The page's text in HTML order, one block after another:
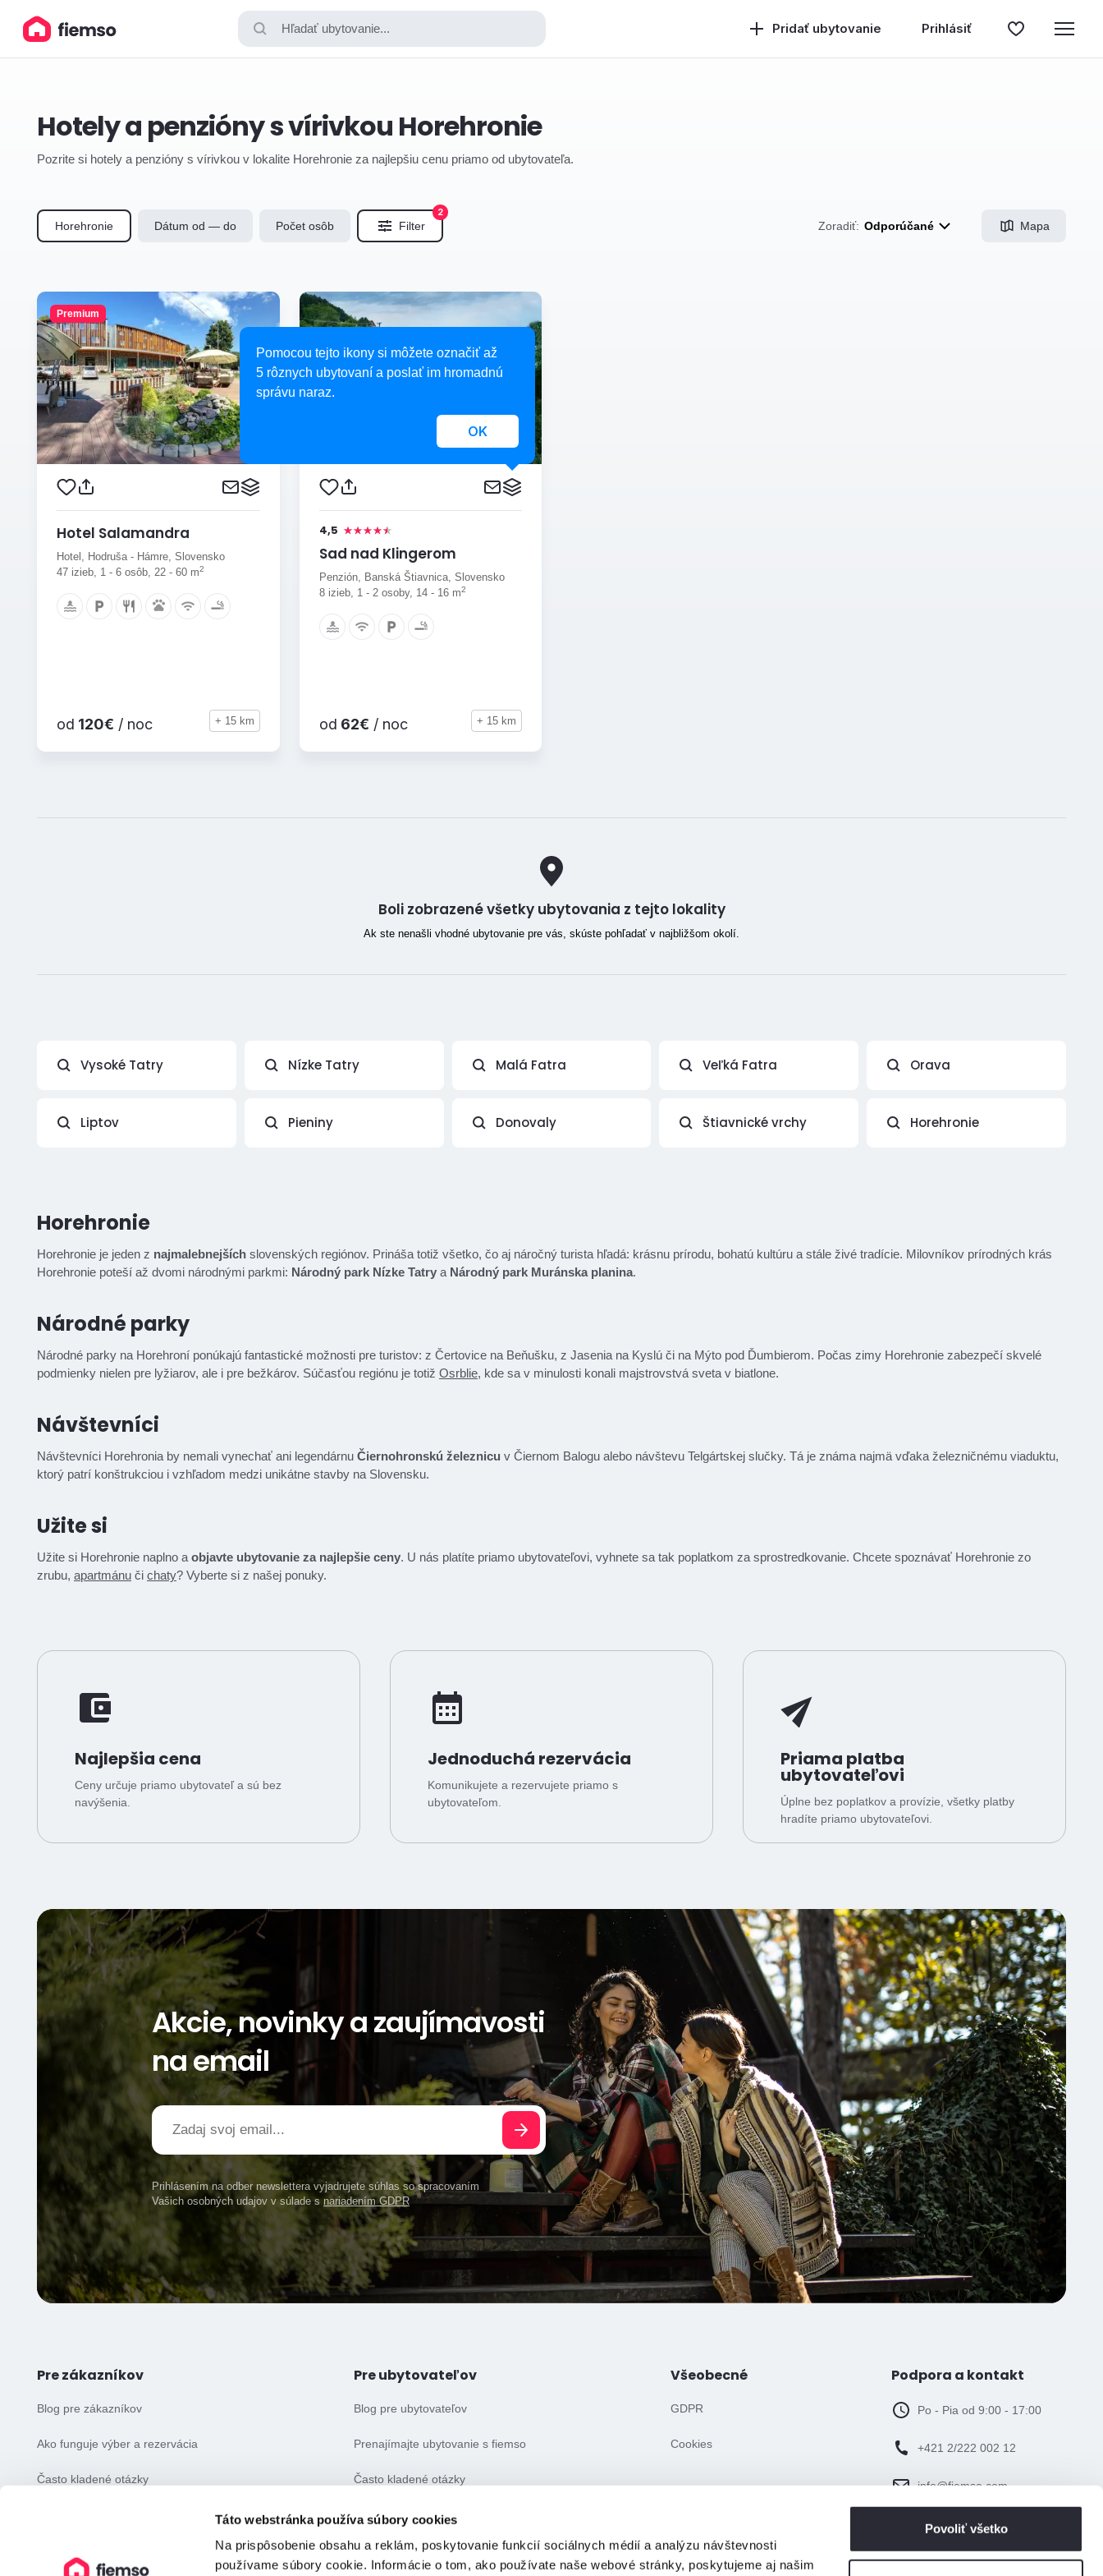
Táto webstránka používa súbory cookies
Na prispôsobenie obsahu a reklám, poskytovanie funkcií sociálnych médií a analýzu návštevnosti
používame súbory cookie. Informácie o tom, ako používate naše webové stránky, poskytujeme aj našim
Povoliť všetko
Hľadať ubytovanie... Pridať ubytovanie Prihlásiť
Hotely a penzióny s vírivkou Horehronie
Pozrite si hotely a penzióny s vírivkou v lokalite Horehronie za najlepšiu cenu priamo od ubytovateľa.
Horehronie Dátum od — do Počet osôb Filter
2
Zoradiť: Odporúčané Mapa
Hotel Salamandra
Hotel, Hodruša - Hámre, Slovensko
47 izieb, 1 - 6 osôb, 22 - 60 m2
od 120€ / noc
Premium
+ 15 km
4,5
Sad nad Klingerom
Penzión, Banská Štiavnica, Slovensko
8 izieb, 1 - 2 osoby, 14 - 16 m2
od 62€ / noc + 15 km
Boli zobrazené všetky ubytovania z tejto lokality
Ak ste nenašli vhodné ubytovanie pre vás, skúste pohľadať v najbližšom okolí.
Vysoké Tatry Nízke Tatry Malá Fatra Veľká Fatra Orava
Liptov Pieniny Donovaly Štiavnické vrchy Horehronie
Horehronie
Horehronie je jeden z najmalebnejších slovenských regiónov. Prináša totiž všetko, čo aj náročný turista hľadá: krásnu prírodu, bohatú kultúru a stále živé tradície. Milovníkov prírodných krás
Horehronie poteší až dvomi národnými parkmi: Národný park Nízke Tatry a Národný park Muránska planina.
Národné parky
Národné parky na Horehroní ponúkajú fantastické možnosti pre turistov: z Čertovice na Beňušku, z Jasenia na Kyslú či na Mýto pod Ďumbierom. Počas zimy Horehronie zabezpečí skvelé
podmienky nielen pre lyžiarov, ale i pre bežkárov. Súčasťou regiónu je totiž Osrblie, kde sa v minulosti konali majstrovstvá sveta v biatlone.
Návštevníci
Návštevníci Horehronia by nemali vynechať ani legendárnu Čiernohronskú železnicu v Čiernom Balogu alebo návštevu Telgártskej slučky. Tá je známa najmä vďaka železničnému viaduktu,
ktorý patrí konštrukciou i vzhľadom medzi unikátne stavby na Slovensku.
Užite si
Užite si Horehronie naplno a objavte ubytovanie za najlepšie ceny. U nás platíte priamo ubytovateľovi, vyhnete sa tak poplatkom za sprostredkovanie. Chcete spoznávať Horehronie zo
zrubu, apartmánu či chaty? Vyberte si z našej ponuky.
Najlepšia cena
Ceny určuje priamo ubytovateľ a sú bez
navýšenia.
Jednoduchá rezervácia
Komunikujete a rezervujete priamo s
ubytovateľom.
Priama platba
ubytovateľovi
Úplne bez poplatkov a provízie, všetky platby
hradíte priamo ubytovateľovi.
Akcie, novinky a zaujímavosti
na email
Prihlásením na odber newslettera vyjadrujete súhlas so spracovaním
Vašich osobných udajov v súlade snariadením GDPR
Pre zákazníkov
Blog pre zákazníkov
Ako funguje výber a rezervácia
Často kladené otázky
Pre ubytovateľov
Blog pre ubytovateľov
Prenajímajte ubytovanie s fiemso
Často kladené otázky
Všeobecné obchodné podmienky
Všeobecné
GDPR
Cookies
Podpora a kontakt
Po - Pia od 9:00 - 17:00
+421 2/222 002 12
info@fiemso.com
Pomocou tejto ikony si môžete označiť až
5 rôznych ubytovaní a poslať im hromadnú
správu naraz.
OK